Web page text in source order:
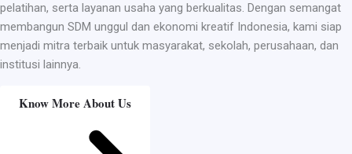
pelatihan, serta layanan usaha yang berkualitas. Dengan semangat
membangun SDM unggul dan ekonomi kreatif Indonesia, kami siap
menjadi mitra terbaik untuk masyarakat, sekolah, perusahaan, dan
institusi lainnya.
Know More About Us